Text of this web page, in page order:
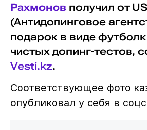
Рахмонов получил от
(Антидопинговое
подарок в виде
чистых допинг-тестов,
Vesti.kz.
Соответствующее фото
опубликовал у себя в